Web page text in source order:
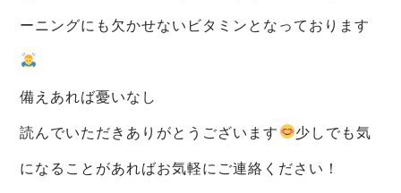
ーニングにも欠かせないビタミンとなっております
備えあれば憂いなし
読んでいただきありがとうございます
少しでも気
になることがあればお気軽にご連絡ください！